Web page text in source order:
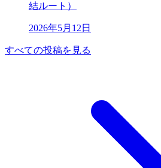
結ルート）
2026年5月12日
すべての投稿を見る